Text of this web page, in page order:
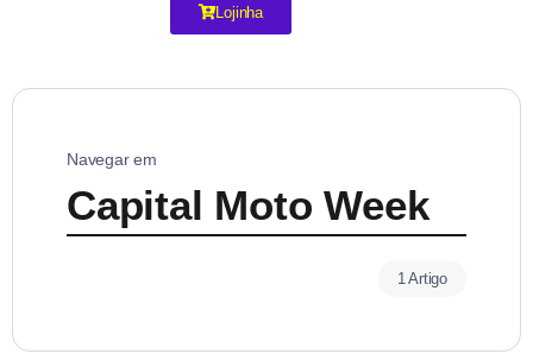
Lojinha
Navegar em
Capital Moto Week
1 Artigo